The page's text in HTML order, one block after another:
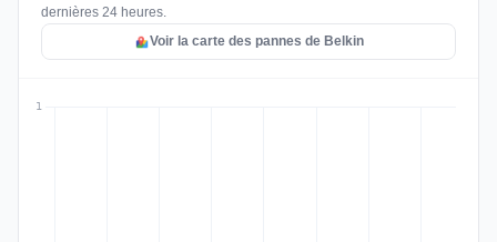
dernières 24 heures.
Voir la carte des pannes de Belkin